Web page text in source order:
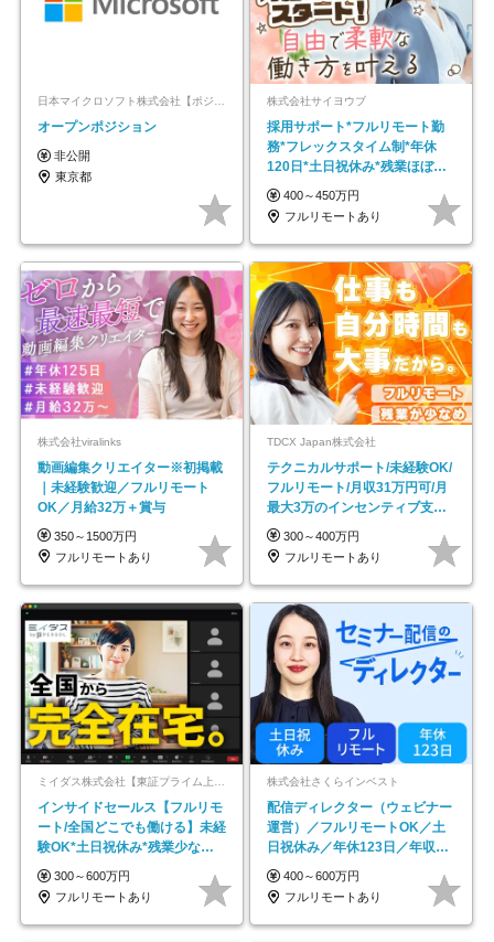
日本マイクロソフト株式会社【ポジションマッチ登録】
オープンポジション
非公開
東京都
株式会社サイヨウブ
採用サポート*フルリモート勤
務*フレックスタイム制*年休
120日*土日祝休み*残業ほぼな
し*育児中社員8割以上
400～450万円
フルリモートあり
株式会社viralinks
動画編集クリエイター※初掲載
｜未経験歓迎／フルリモート
OK／月給32万＋賞与
350～1500万円
フルリモートあり
TDCX Japan株式会社
テクニカルサポート/未経験OK/
フルリモート/月収31万円可/月
最大3万のインセンティブ支給/
平均年齢33歳
300～400万円
フルリモートあり
ミイダス株式会社【東証プライム上場パーソルグループ】
インサイドセールス【フルリモ
ート/全国どこでも働ける】未経
験OK*土日祝休み*残業少なめ*
在宅勤務手当あり
300～600万円
フルリモートあり
株式会社さくらインベスト
配信ディレクター（ウェビナー
運営）／フルリモートOK／土
日祝休み／年休123日／年収
600万円可
400～600万円
フルリモートあり